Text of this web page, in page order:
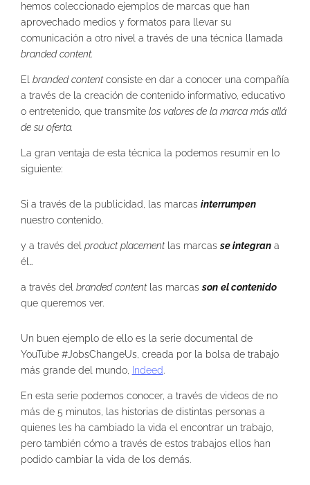
hemos coleccionado ejemplos de marcas que han
aprovechado medios y formatos para llevar su
comunicación a otro nivel a través de una técnica llamada
branded content.
El branded contentconsiste en dar a conocer una compañía
a través de la creación de contenido informativo, educativo
o entretenido, que transmite los valores de la marca más allá
de su oferta.
La gran ventaja de esta técnica la podemos resumir en lo
siguiente:
Si a través de la publicidad, las marcas interrumpen
nuestro contenido,
y a través del product placement las marcasse integran a
él…
a través del branded content las marcasson el contenido
que queremos ver.
Un buen ejemplo de ello es la serie documental de
YouTube #JobsChangeUs, creada por la bolsa de trabajo
más grande del mundo, Indeed.
En esta serie podemos conocer, a través de videos de no
más de 5 minutos, las historias de distintas personas a
quienes les ha cambiado la vida el encontrar un trabajo,
pero también cómo a través de estos trabajos ellos han
podido cambiar la vida de los demás.